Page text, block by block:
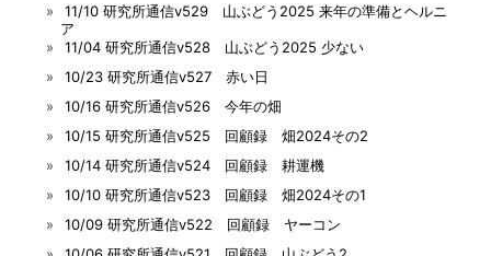
11/10 研究所通信v529 山ぶどう2025 来年の準備とヘルニ
ア
11/04 研究所通信v528 山ぶどう2025 少ない
10/23 研究所通信v527 赤い日
10/16 研究所通信v526 今年の畑
10/15 研究所通信v525 回顧録 畑2024その2
10/14 研究所通信v524 回顧録 耕運機
10/10 研究所通信v523 回顧録 畑2024その1
10/09 研究所通信v522 回顧録 ヤーコン